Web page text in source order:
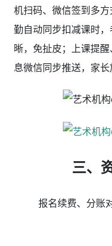
机扫码、微信签到多
勤自动同步扣减课时
晰，免扯皮；上课提
息微信同步推送，家长
三、
报名续费、分账